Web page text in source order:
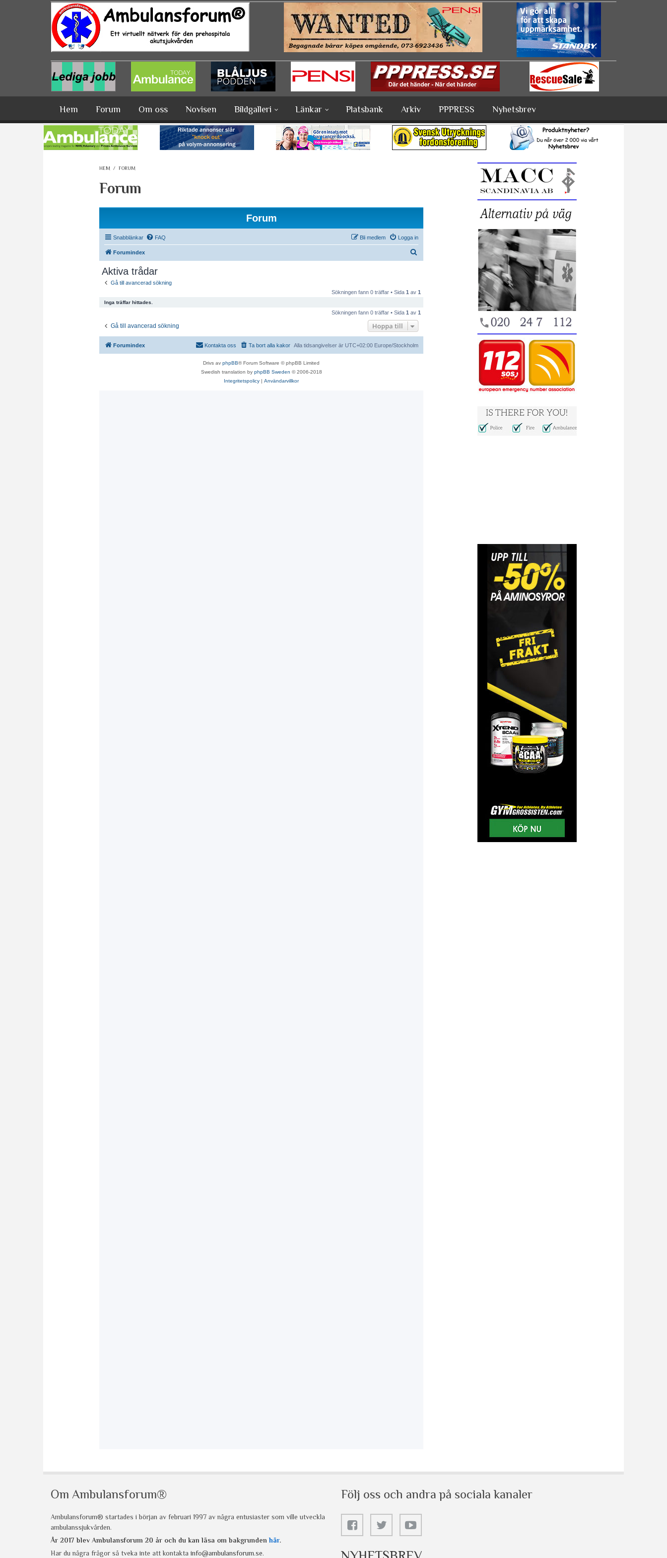
Hoppa till huvudinnehåll
Hem Forum Om oss Novisen Bildgalleri Länkar Platsbank Arkiv PPPRESS Nyhetsbrev
HEM / FORUM
Forum
Om Ambulansforum®
Ambulansforum® startades i början av februari 1997 av några entusiaster som ville utveckla
ambulanssjukvården.
År 2017 blev Ambulansforum 20 år och du kan läsa om bakgrunden här.
Har du några frågor så tveka inte att kontakta info@ambulansforum.se.
Följ oss och andra på sociala kanaler